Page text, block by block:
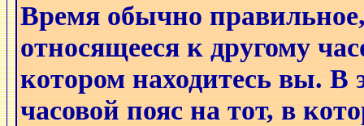
Время обычно
относящееся к другому
котором находитесь вы. В
часовой пояс на тот, в